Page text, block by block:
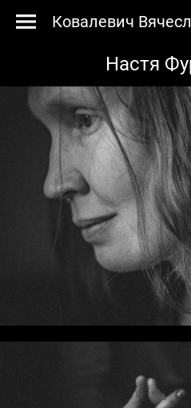
Ковалевич
Настя